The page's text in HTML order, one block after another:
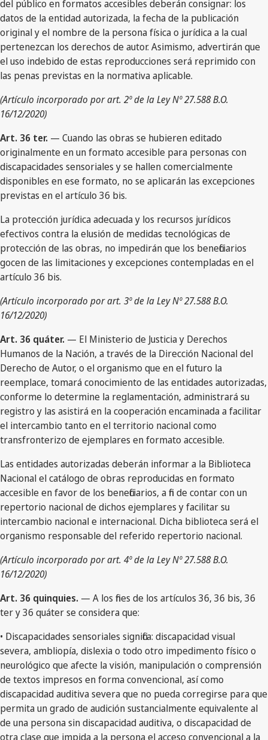
del público en formatos accesibles deberán consignar: los
datos de la entidad autorizada, la fecha de la publicación
original y el nombre de la persona física o jurídica a la cual
pertenezcan los derechos de autor. Asimismo, advertirán que
el uso indebido de estas reproducciones será reprimido con
las penas previstas en la normativa aplicable.
(Artículo incorporado por art. 2º de la Ley Nº 27.588 B.O.
16/12/2020)
Art. 36 ter. — Cuando las obras se hubieren editado
originalmente en un formato accesible para personas con
discapacidades sensoriales y se hallen comercialmente
disponibles en ese formato, no se aplicarán las excepciones
previstas en el artículo 36 bis.
La protección jurídica adecuada y los recursos jurídicos
efectivos contra la elusión de medidas tecnológicas de
protección de las obras, no impedirán que los beneficiarios
gocen de las limitaciones y excepciones contempladas en el
artículo 36 bis.
(Artículo incorporado por art. 3º de la Ley Nº 27.588 B.O.
16/12/2020)
Art. 36 quáter. — El Ministerio de Justicia y Derechos
Humanos de la Nación, a través de la Dirección Nacional del
Derecho de Autor, o el organismo que en el futuro la
reemplace, tomará conocimiento de las entidades autorizadas,
conforme lo determine la reglamentación, administrará su
registro y las asistirá en la cooperación encaminada a facilitar
el intercambio tanto en el territorio nacional como
transfronterizo de ejemplares en formato accesible.
Las entidades autorizadas deberán informar a la Biblioteca
Nacional el catálogo de obras reproducidas en formato
accesible en favor de los beneficiarios, a fin de contar con un
repertorio nacional de dichos ejemplares y facilitar su
intercambio nacional e internacional. Dicha biblioteca será el
organismo responsable del referido repertorio nacional.
(Artículo incorporado por art. 4º de la Ley Nº 27.588 B.O.
16/12/2020)
Art. 36 quinquies. — A los fines de los artículos 36, 36 bis, 36
ter y 36 quáter se considera que:
• Discapacidades sensoriales significa: discapacidad visual
severa, ambliopía, dislexia o todo otro impedimento físico o
neurológico que afecte la visión, manipulación o comprensión
de textos impresos en forma convencional, así como
discapacidad auditiva severa que no pueda corregirse para que
permita un grado de audición sustancialmente equivalente al
de una persona sin discapacidad auditiva, o discapacidad de
otra clase que impida a la persona el acceso convencional a la